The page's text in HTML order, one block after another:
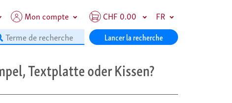
Mon compte CHF 0.00
FR
Lancer la recherche
Textplatte oder Kissen?